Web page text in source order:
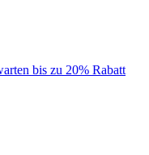
bis zu 20% Rabatt